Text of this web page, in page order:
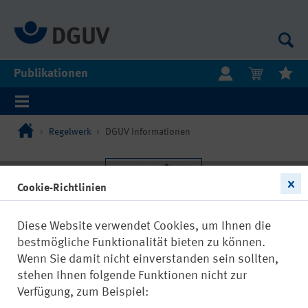
Publikationen
Regelwerk DGUV Informationen
Cookie-Richtlinien
Diese Website verwendet Cookies, um Ihnen die
bestmögliche Funktionalität bieten zu können.
Wenn Sie damit nicht einverstanden sein sollten,
stehen Ihnen folgende Funktionen nicht zur
Verfügung, zum Beispiel: